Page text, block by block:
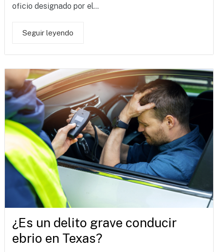
oficio designado por el...
Seguir leyendo
¿Es un delito grave conducir
ebrio en Texas?